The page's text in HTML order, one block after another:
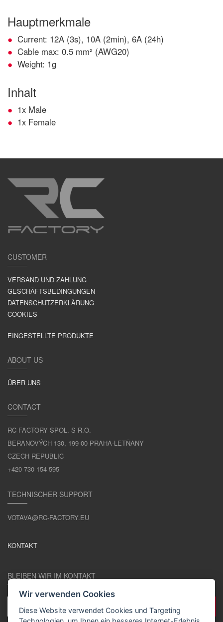
Hauptmerkmale
Current: 12A (3s), 10A (2min), 6A (24h)
Cable max: 0.5 mm² (AWG20)
Weight: 1g
Inhalt
1x Male
1x Female
CUSTOMER
VERSAND UND ZAHLUNG
GESCHÄFTSBEDINGUNGEN
DATENSCHUTZERKLÄRUNG
COOKIES
EINGESTELLTE PRODUKTE
ABOUT US
ÜBER UNS
CONTACT
RC FACTORY SPOL. S R.O.
BERANOVÝCH 130, 199 00 PRAHA-LETŇANY
CZECH REPUBLIC
+420 730 154 595
TECHNISCHER SUPPORT
VOTAVA@RC-FACTORY.EU
KONTAKT
BLEIBEN WIR IM KONTAKT
Wir verwenden Cookies
Diese Website verwendet Cookies und Targeting